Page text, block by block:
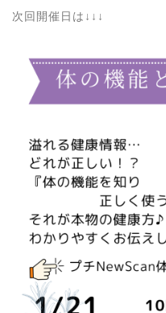
次回開催日は↓↓↓